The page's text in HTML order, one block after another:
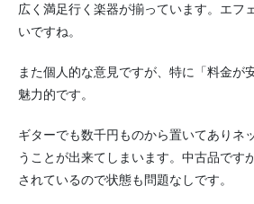
広く満足行く楽器が揃っています。エフ
いですね。
また個人的な意見ですが、特に「料金が
魅力的です。
ギターでも数千円ものから置いてありネ
うことが出来てしまいます。中古品です
されているので状態も問題なしです。